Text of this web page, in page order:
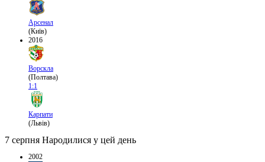
Арсенал
(Київ)
2016
Ворскла
(Полтава)
1:1
Карпати
(Львів)
7 серпня Народилися у цей день
2002